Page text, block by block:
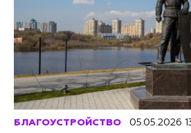
БЛАГОУСТРОЙСТВО 05.05.2026